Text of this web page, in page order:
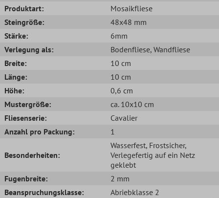
Produktart:
Mosaikfliese
Steingröße:
48x48 mm
Stärke:
6mm
Verlegung als:
Bodenfliese, Wandfliese
Breite:
10 cm
Länge:
10 cm
Höhe:
0,6 cm
Mustergröße:
ca. 10x10 cm
Fliesenserie:
Cavalier
Anzahl pro Packung:
1
Besonderheiten:
Wasserfest, Frostsicher,
Verlegefertig auf ein Netz
geklebt
Fugenbreite:
2 mm
Beanspruchungsklasse:
Abriebklasse 2